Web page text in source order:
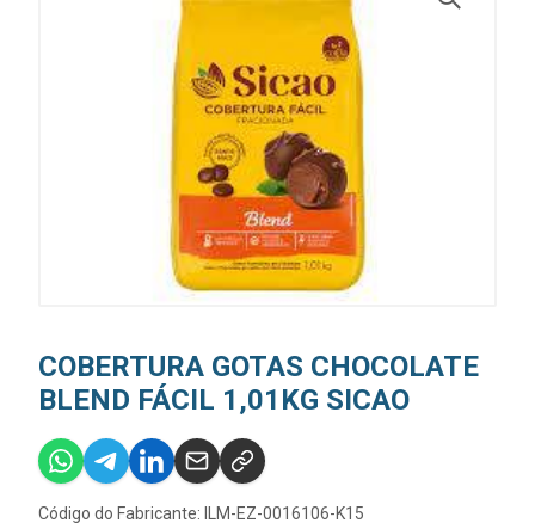
COBERTURA GOTAS CHOCOLATE
BLEND FÁCIL 1,01KG SICAO
Código do Fabricante: ILM-EZ-0016106-K15